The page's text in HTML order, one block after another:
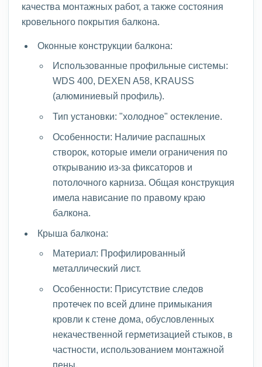
качества монтажных работ, а также состояния
кровельного покрытия балкона.
Оконные конструкции балкона:
Использованные профильные системы:
WDS 400, DEXEN A58, KRAUSS
(алюминиевый профиль).
Тип установки: "холодное" остекление.
Особенности: Наличие распашных
створок, которые имели ограничения по
открыванию из-за фиксаторов и
потолочного карниза. Общая конструкция
имела нависание по правому краю
балкона.
Крыша балкона:
Материал: Профилированный
металлический лист.
Особенности: Присутствие следов
протечек по всей длине примыкания
кровли к стене дома, обусловленных
некачественной герметизацией стыков, в
частности, использованием монтажной
пены.